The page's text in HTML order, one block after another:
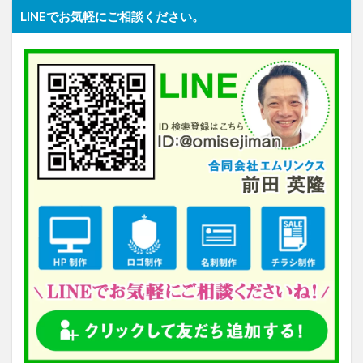
LINEでお気軽にご相談ください。